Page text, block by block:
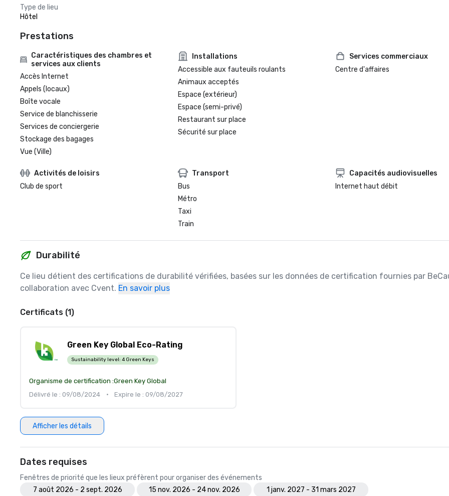
Type de lieu
Hôtel
Prestations
Caractéristiques des chambres et
services aux clients
Accès Internet
Appels (locaux)
Boîte vocale
Service de blanchisserie
Services de conciergerie
Stockage des bagages
Vue (Ville)
Installations
Accessible aux fauteuils roulants
Animaux acceptés
Espace (extérieur)
Espace (semi-privé)
Restaurant sur place
Sécurité sur place
Services commerciaux
Centre d'affaires
Activités de loisirs
Club de sport
Transport
Bus
Métro
Taxi
Train
Capacités audiovisuelles
Internet haut débit
Durabilité
Ce lieu détient des certifications de durabilité vérifiées, basées sur les données de certification fournies par
collaboration avec Cvent. En savoir plus
Certificats (1)
Green Key Global Eco-Rating
Sustainability level: 4 Green Keys
Organisme de certification :Green Key Global
Délivré le : 09/08/2024
• Expire le : 09/08/2027
Afficher les détails
Dates requises
Fenêtres de priorité que les lieux préfèrent pour organiser des événements
7 août 2026 - 2 sept. 2026
15 nov. 2026 - 24 nov. 2026
1 janv. 2027 - 31 mars 2027